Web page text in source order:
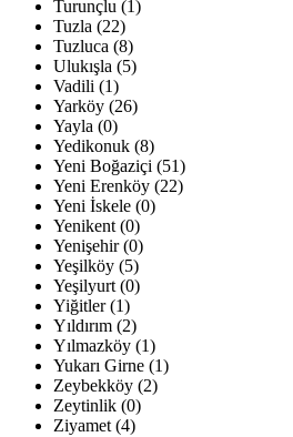
Turunçlu (1)
Tuzla (22)
Tuzluca (8)
Ulukışla (5)
Vadili (1)
Yarköy (26)
Yayla (0)
Yedikonuk (8)
Yeni Boğaziçi (51)
Yeni Erenköy (22)
Yeni İskele (0)
Yenikent (0)
Yenişehir (0)
Yeşilköy (5)
Yeşilyurt (0)
Yiğitler (1)
Yıldırım (2)
Yılmazköy (1)
Yukarı Girne (1)
Zeybekköy (2)
Zeytinlik (0)
Ziyamet (4)